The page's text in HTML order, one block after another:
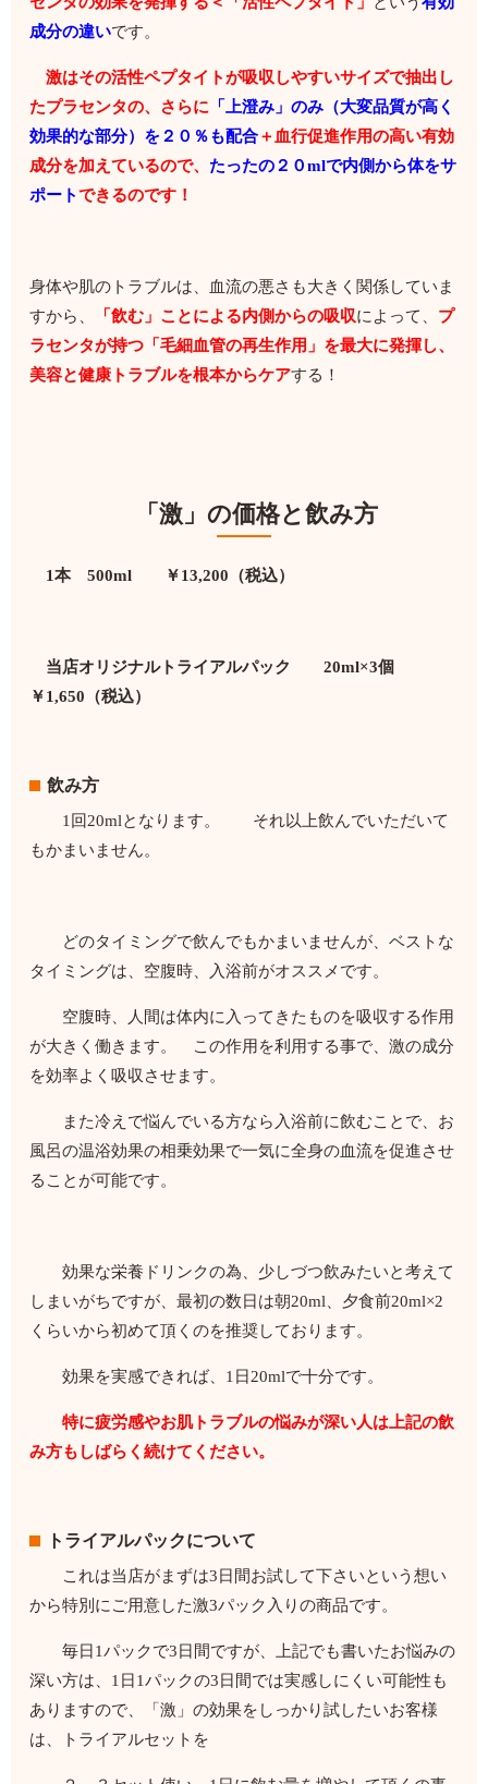
成分の違いです。
激はその活性ペプタイトが吸収しやすいサイズで抽出し
たプラセンタの、さらに 「上澄み」のみ（大変品質が高く
効果的な部分）を２０％も配合＋血行促進作用の高い有効
成分を加えているので、 たったの２０mlで内側から体をサ
ポートできるのです！
身体や肌のトラブルは、血流の悪さも大きく関係していま
すから、
「飲む」ことによる内側からの吸収によって、 プ
ラセンタが持つ「毛細血管の再生作用」を最大に発揮し、
美容と健康トラブルを根本からケアする！
「激」の価格と飲み方
1本 500ml ￥13,200（税込）
当店オリジナルトライアルパック 20ml×3個
￥1,650（税込）
飲み方
1回20mlとなります。 それ以上飲んでいただいて
もかまいません。
どのタイミングで飲んでもかまいませんが、ベストな
タイミングは、空腹時、入浴前がオススメです。
空腹時、人間は体内に入ってきたものを吸収する作用
が大きく働きます。 この作用を利用する事で、激の成分
を効率よく吸収させます。
また冷えで悩んでいる方なら入浴前に飲むことで、お
風呂の温浴効果の相乗効果で一気に全身の血流を促進させ
ることが可能です。
効果な栄養ドリンクの為、少しづつ飲みたいと考えて
しまいがちですが、最初の数日は朝20ml、夕食前20ml×2
くらいから初めて頂くのを推奨しております。
効果を実感できれば、1日20mlで十分です。
特に疲労感やお肌トラブルの悩みが深い人は上記の飲
み方もしばらく続けてください。
トライアルパックについて
これは当店がまずは3日間お試して下さいという想い
から特別にご用意した激3パック入りの商品です。
毎日1パックで3日間ですが、上記でも書いたお悩みの
深い方は、1日1パックの3日間では実感しにくい可能性も
ありますので、「激」の効果をしっかり試したいお客様
は、トライアルセットを